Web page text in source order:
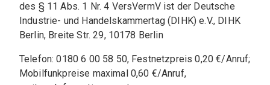
des § 11 Abs. 1 Nr. 4 VersVermV ist der Deutsche
Industrie- und Handelskammertag (DIHK) e.V., DIHK
Berlin, Breite Str. 29, 10178 Berlin
Telefon: 0180 6 00 58 50, Festnetzpreis 0,20 €/Anruf;
Mobilfunkpreise maximal 0,60 €/Anruf,